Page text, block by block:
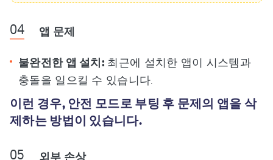
앱 문제
불완전한 앱 설치: 최근에 설치한 앱이 시스템과
충돌을 일으킬 수 있습니다.
이런 경우, 안전 모드로 부팅 후 문제의 앱을 삭
제하는 방법이 있습니다.
외부 손상